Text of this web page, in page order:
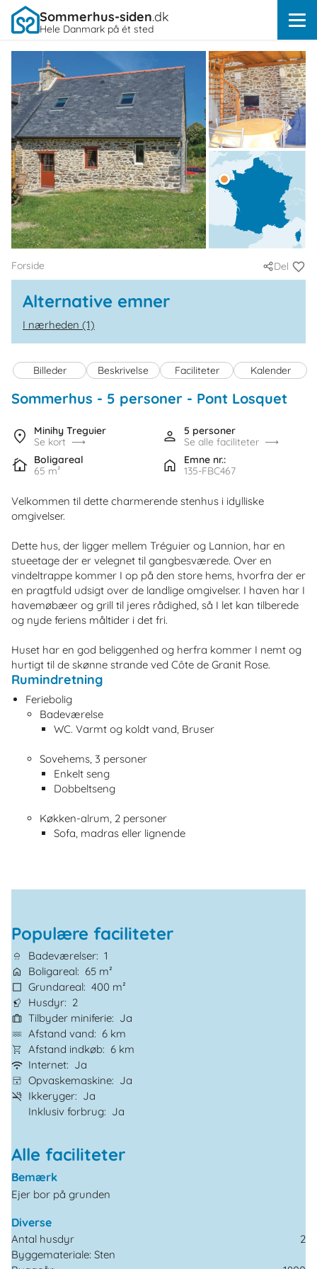
Sommerhus-siden.dk
Hele Danmark på ét sted
Forside Del
Alternative emner
I nærheden (1)
Billeder Beskrivelse Faciliteter Kalender
Sommerhus - 5 personer - Pont Losquet
Minihy Treguier
Se kort
5 personer
Se alle faciliteter
Boligareal
65 m²
Emne nr.:
135-FBC467
Velkommen til dette charmerende stenhus i idylliske
omgivelser.
Dette hus, der ligger mellem Tréguier og Lannion, har en
stueetage der er velegnet til gangbesværede. Over en
vindeltrappe kommer I op på den store hems, hvorfra der er
en pragtfuld udsigt over de landlige omgivelser. I haven har I
havemøbæer og grill til jeres rådighed, så I let kan tilberede
og nyde feriens måltider i det fri.
Huset har en god beliggenhed og herfra kommer I nemt og
hurtigt til de skønne strande ved Côte de Granit Rose.
Rumindretning
Feriebolig
Badeværelse
WC. Varmt og koldt vand, Bruser
Sovehems, 3 personer
Enkelt seng
Dobbeltseng
Køkken-alrum, 2 personer
Sofa, madras eller lignende
Populære faciliteter
Badeværelser 1
Boligareal
65 m²
Grundareal 400 m²
Husdyr
2
Tilbyder miniferie
Ja
Afstand vand
6 km
Afstand indkøb
6 km
Internet
Ja
Opvaskemaskine
Ja
Ikkeryger
Ja
Inklusiv forbrug
Ja
Alle faciliteter
Bemærk
Ejer bor på grunden
Diverse
Antal husdyr
2
Byggemateriale: Sten